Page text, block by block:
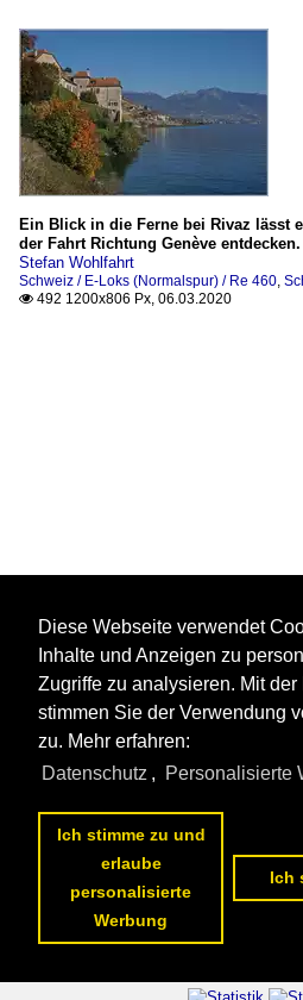
Ein Blick in die Ferne bei Rivaz lässt
der Fahrt Richtung Genève entdecken.
Stefan Wohlfahrt
Schweiz / E-Loks (Normalspur) / Re 460
 492 1200x806 Px, 06.03.2020
Diese Webseite verwendet
Inhalte und Anzeigen zu
Zugriffe zu analysieren. Mit der
stimmen Sie der Verwendung
zu. Mehr erfahren:
Datenschutz , Personalisierte
Ich stimme zu und
erlaube
personalisierte
Werbung
Ich